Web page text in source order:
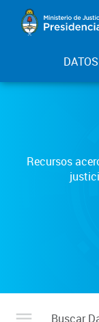
DATOS
Recursos